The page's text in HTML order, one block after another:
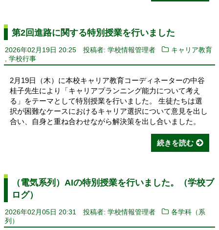
第2回進路に関する特別授業を行いました
2026年02月19日 20:25 投稿者: 学校情報管理者
キャリア教育
学校行事
2月19日（木）に本校キャリア教育コーディネーターの中谷
桂子先生により「キャリアプランニング能力について考え
る」をテーマとして特別授業を行いました。 生徒たちは選
択が困難なケースにおけるキャリア選択について意見を出し
合い、自身と重ね合わせながら解決策を出し合いました。
続きを読む
（電気系列）AIの特別授業を行いました。（学校ブ
ログ）
2026年02月05日 20:31 投稿者: 学校情報管理者
各学科（系
列）